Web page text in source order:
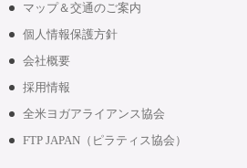
マップ＆交通のご案内
個人情報保護方針
会社概要
採用情報
全米ヨガアライアンス協会
FTP JAPAN（ピラティス協会）